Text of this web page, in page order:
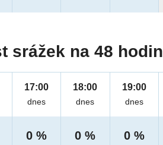
srážek na 48 hodin
17:00
dnes
0 %
18:00
dnes
0 %
19:00
dnes
0 %